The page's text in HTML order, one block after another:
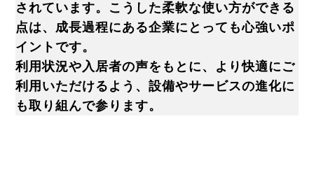
されています。こうした柔軟な使い方ができる
点は、成長過程にある企業にとっても心強いポ
イントです。
利用状況や入居者の声をもとに、より快適にご
利用いただけるよう、設備やサービスの進化に
も取り組んで参ります。